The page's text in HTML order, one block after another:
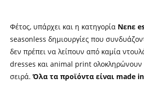
Φέτος, υπάρχει και η κατηγορία Nεnε
seasonless δημιουργίες που
δεν πρέπει να λείπουν από καμία
dresses και animal print
σειρά.Όλα τα προϊόντα είναι made